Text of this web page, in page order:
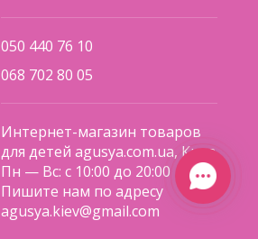
050 440 76 10
068 702 80 05
Интернет-магазин товаров
для детей agusya.com.ua, Киев
Пн — Вс: с 10:00 до 20:00
Пишите нам по адресу
agusya.kiev@gmail.com